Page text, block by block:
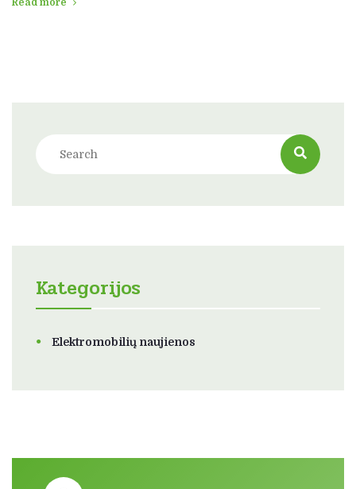
Kategorijos
Elektromobilių naujienos